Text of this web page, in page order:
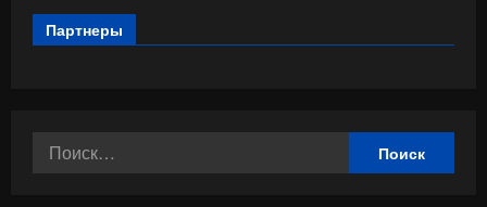
Партнеры
Найти: